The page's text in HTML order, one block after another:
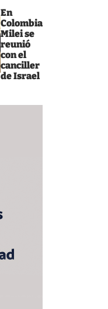
En
Colombia
Milei se
reunió
con el
canciller
de Israel